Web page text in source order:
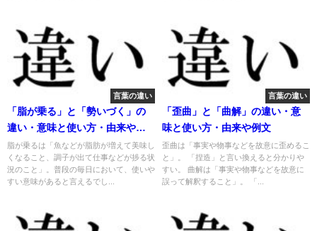
言葉の違い
「脂が乗る」と「勢いづく」の
違い・意味と使い方・由来や例
文
脂が乗るは「魚などが脂肪が増えて美味し
くなること、調子が出て仕事などが捗る状
況のこと」。普段の毎日において、使いや
すい意味があると言えるでし...
言葉の違い
「歪曲」と「曲解」の違い・意
味と使い方・由来や例文
歪曲は「事実や物事などを故意に歪めるこ
と」。 「捏造」と言い換えると分かりや
すい。 曲解は「事実や物事などを故意に
誤って解釈すること」。 「...